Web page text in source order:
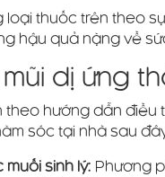
loại thuốc trên theo
hậu quả nặng về
dị ứng
theo hướng dẫn
sóc tại nhà sau
muối sinh lý: Phương